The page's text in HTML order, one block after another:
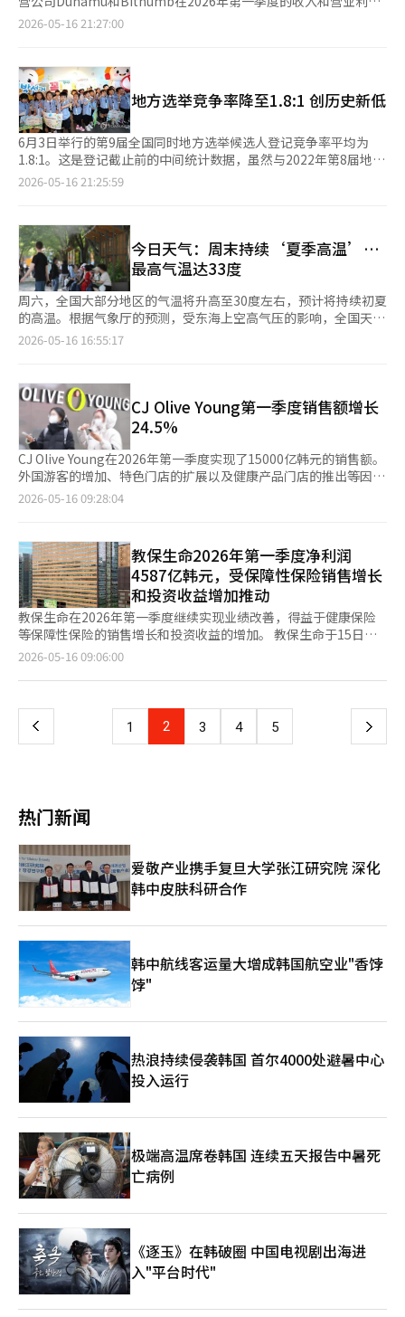
智能（AI）终身学习平台”，以及建立首尔型终身学习认证制，来
打造首尔的终身学习模式。 当天，郑候选人在参加完位于松坡区
成水洞进行考察。他与市民见面时表示：“将在首尔内建设20个成
水洞，激活各地区的商业圈，并将其转化为首尔的竞争力。” 他
还提出通过企业、市民和商人合作的“镇管理”方式进行开发，扩
大商务区等构想。 与此同时，郑候选人在Facebook上批评了对手
方对他过去暴力事件的“虚假辩解”，称“阴谋政治是犯罪”。
担任国民力量候选人吴世勋的竞选委员会常任副主席的金在燮议
员，基于5月13日的洋川区议会速记记录，指出郑候选人在1995年
10月担任洋川区区长秘书期间，因与国会议员助理李某因政治问题
终被判罚款300万韩元。 对此，郑候选人解释称：“是因对5·18
民主化运动的认知差异引发的争执，感到反省。”但对于女服务员
外泊强迫的指控，他表示：“并非事实，是单方面的主张。”※
本报道经人工智能（AI）系统翻译与编辑。
均大幅减少。交易量的下降直接打击了手续费收入。 根据15日金
韩元。营业利润为880亿韩元，同比下降77.8%，去年同期为3963
亿韩元。净利润也降至695亿韩元，同比下降78.3%，去年同期为
3205亿韩元。 Dunamu表示，业绩不佳的原因在于全球经济放缓
导致虚拟资产市场交易量减少。由于虚拟资产交易所的收入大部分
来自交易手续费，因此市场交易量的减少直接影响了盈利能力。
Bithumb同样未能逃脱业绩下滑的命运。Bithumb在第一季度的
收入为825亿韩元，同比下降57.6%，去年同期为1947亿韩元。营
业利润为29亿韩元，同比大幅下降95.8%，去年同期为678亿韩
869亿韩元亏损。 两家公司的业绩恶化与虚拟资产市场整体投资心
理低迷密切相关。中东局势不稳、高利率压力以及对风险资产的回
避心理叠加，导致投资者交易量减少，交易所的核心收入来源——
手续费收入也随之下降。Bithumb表示，交易量的减少对业绩产
生了影响。 Dunamu虽然仍保持较高的绝对利润规模，但同比下
降幅度较大。去年虚拟资产市场反弹期间的交易需求在2026年第
一季度急剧减弱，导致Upbit的盈利能力也随之下降。不过，与上
一季度相比，Dunamu的营业利润从849亿韩元增至880亿韩元，
34.4%。 Bithumb的营业利润勉强维持在盈利状态，但净亏损规
模扩大。分析认为，这与交易手续费收入的减少以及持有虚拟资产
的评估损失和行政处分相关费用等营业外费用的反映有关。 此次
业绩显示，韩国虚拟资产交易所的收益结构仍然高度依赖交易量。
在市场繁荣时，手续费收入迅速增长，但一旦交易量下降，收入和
利润都会急剧减少。因此，交易所需要通过质押、保管、面向机构
的服务、数字资产基础设施等多元化收益来源。 监管环境也是一
个变量。自虚拟资产用户保护法实施以来，交易所面临着不公平交
护，以促进健康市场的形成。 未来的关键在于市场反弹和非交易
收入的扩大。如果比特币等主要虚拟资产价格回升，交易量增加，
业绩有望改善。然而，从中长期来看，仅依靠交易手续费的模式难
以确保稳定增长。交易的稳定性、用户保护、机构客户的获取以及
区块链金融基础设施业务将成为交易所竞争力的核心。 Bithumb
相关人士表示：“我们将加强内功，提升服务竞争力，为市场反弹
做好准备，建立可持续的增长基础。”※ 本报道经人工智能（AI）
2026-05-16 21:27:00
地方选举竞争率降至1.8:1 创历史新低
6月3日举行的第9届全国同时地方选举候选人登记竞争率平均为
1.8:1。这是登记截止前的中间统计数据，虽然与2022年第8届地方
选举的最终竞争率（1.8:1）相同，但这一“历史最低水平”的趋势
为2.6:1，广域议员为2.0:1，基础议员为1.7:1，教育感为3.3:1等。
这些数据虽然在选举单位之间存在差异，但总体上显示出与过去相
比竞争强度降低的趋势。 然而，“历史最低”这一表述需要谨
慎，因为这是基于中间数据的评估，而非最终统计。候选人登记截
止后可能会出现一些变动。尽管如此，目前的趋势与以往选举相似
或更低，足以引发对结构性变化的讨论。 地方选举的竞争率与政
治参与密切相关。一般来说，竞争率越高，政治参与越活跃，选择
越多。相反，竞争率降低则意味着候选人减少，选民的选择范围也
率可能表明地方政治基础的削弱。 这种现象的原因是多方面的。
首先，政治参与动机的减少。地方政治与居民生活密切相关，但与
中央政治相比，影响力和回报的限制观念依然强烈。这使得新人才
的引入变得困难。 其次，制度性进入壁垒。选举费用负担、组织
动员结构、以政党提名为中心的选举环境等被认为是限制政治新人
的因素。特别是在某些地区，政党提名决定选举结果的结构可能削
弱实际竞争，导致整体竞争率降低。 第三，政治整体的疲惫感。
反复的政治争斗和低政策信任度削弱了政治参与的意愿。这不仅影
视为“负面现象”。在某种程度上，过去过度的候选人竞争减少，
实质上具备竞争力的候选人得以重新整合。此外，人口减少和地区
消亡问题也是影响地方选举竞争率的结构性变量。特别是在某些地
区，选民基础的减少导致政治参与规模的缩小。 最终，重要的不
是竞争率的数字本身，而是其背后的原因。目前的低竞争率是“健
康的精简”结果，还是“政治参与萎缩”的结果，将直接影响政策
应对方向。然而，综合近期趋势，后者的性质更大，因此引发了担
忧。 解决方案同样需要结构性的方法。应当同时进行选举费用减
重要。 地方选举是构成民主基础的核心制度。1.8:1的竞争率不仅
是简单的统计数据，更可能是对政治参与结构的警示。选择减少的
民主无法健康发展。 现在需要的不是“历史最低”的表述，而是
2026-05-16 21:25:59
今日天气：周末持续‘夏季高温’…
最高气温达33度
周六，全国大部分地区的气温将升高至30度左右，预计将持续初夏
的高温。根据气象厅的预测，受东海上空高气压的影响，全国天气
大致晴朗。南部内陆和庆尚地区的高温尤为明显。当天的最低气温
主要地区的早晨最低气温和白天最高气温为：△首尔 18~31度 △
仁川 16~29度 △水原 16~30度 △春川 15~31度 △江陵 17~30度 △
清州 16~31度 △大田 15~31度 △全州 14~31度 △光州 15~31度 △
大邱 13~33度 △釜山 14~25度 △济州 16~24度。各地区的细颗粒
物浓度预计在“良好”至“普通”水平。然而，京畿南部地区在上
午时段可能会短暂出现“差”水平。海面波浪在东海和南海近海为
0.5至1.0米，西海近海为0.5米。远海（距离海岸线约200公里内）
的波高预计在东海为0.5至1.5米，西海和南海为0.5至1.0米。※ 本
2026-05-16 16:55:17
CJ Olive Young第一季度销售额增长
24.5%
CJ Olive Young在2026年第一季度实现了15000亿韩元的销售额。
外国游客的增加、特色门店的扩展以及健康产品门店的推出等因素
支撑了这一业绩。根据15日金融监督院电子公示系统的数据，CJ
认为与外国客户的增加有关。在CJ Olive Young的主要门店中，销
售额最高的“Olive Young明洞店”中，95%的销售额来自外国客
户。1月份推出的以健康为中心的门店“橄榄更好”的外国客户销
售额比例也接近50%。CJ Olive Young计划在今年投资1238亿韩
元用于非首都圈的开店、现有门店的改造以及物流基础设施的增
强。这一战略旨在摆脱以首都圈为中心的增长，强化地方商圈和物
流网络。CJ Olive Young相关人士表示：“通过以特色门店为中心
的线下创新、橄榄更好的推出以及基于地区的零售和物流投资，我
们实现了稳健的增长。我们将持续进行国内外投资，以确保未来的
Olive Young计划在本月底于美国加利福尼亚州帕萨迪纳开设首家
海外门店。之后将在洛杉矶的Westfield Century City和Torrance
2026-05-16 09:28:04
教保生命2026年第一季度净利润
4587亿韩元，受保障性保险销售增长
和投资收益增加推动
教保生命在2026年第一季度继续实现业绩改善，得益于健康保险
等保障性保险的销售增长和投资收益的增加。 教保生命于15日公
布，2026年第一季度合并口径的当期净利润为4587亿韩元，较去
当期净利润为3301亿韩元，较去年同期的3153亿韩元增长4.7%。
损益为1848亿韩元，较去年同期的1631亿韩元增长13.3%。这得
益于健康保险等保障性产品的持续销售增长，以及针对老年人和慢
通过应对利率波动进行长期和短期债券的置换交易，并提前纳入优
质资产，这些因素都对投资收益产生了积极影响。此外，针对市场
情况调整股票和替代投资组合的再平衡策略也为投资收益的扩大提
供了支持。 未来收益基础也在扩大。今年第一季度单独口径的新
合同CSM为4159亿韩元，较去年同期的2573亿韩元增长61.6%。
保障性保险销售的增加推动了高盈利新合同的扩展。 累计CSM也
呈增长趋势。截至第一季度末，累计CSM为6兆6869亿韩元，较去
年末的6兆5110亿韩元增长2.7%。新合同CSM的增加以及与变额
保险相关的股价上涨效应均有所体现。※ 本报道经人工智能（AI）
系统翻译与编辑。
2026-05-16 09:06:00
上
页
1 2 3 4 5 下
热门新闻
爱敬产业携手复旦大学张江研究院 深化
韩中皮肤科研合作
韩中航线客运量大增成韩国航空业"香饽
饽"
热浪持续侵袭韩国 首尔4000处避暑中心
投入运行
极端高温席卷韩国 连续五天报告中暑死
亡病例
《逐玉》在韩破圈 中国电视剧出海进
入"平台时代"